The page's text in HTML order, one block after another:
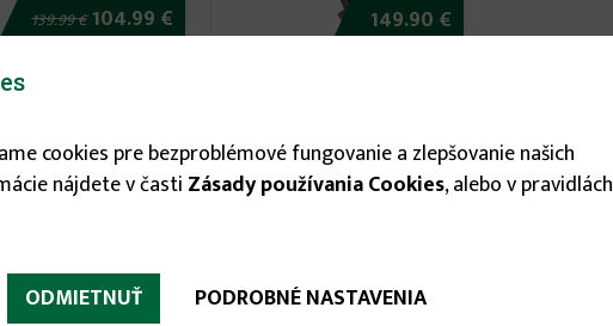
139.99 € 104.99 €
HECHT 745
149.90 €
cookies pre bezproblémové fungovanie a zlepšovanie našich
nájdete v časti Zásady používania Cookies, alebo v pravidlách
ODMIETNUŤ PODROBNÉ NASTAVENIA